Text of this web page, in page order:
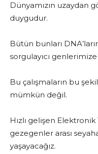
Dünyamızın uzaydan
duygudur.
Bütün bunları
sorgulayıcı
Bu çalışmaların bu
mümkün değil.
Hızlı gelişen
gezegenler arası
yaşayacağız.